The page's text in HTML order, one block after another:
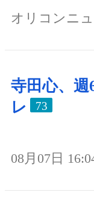
オリコンニ
寺田心、週
レ
73
08月07日